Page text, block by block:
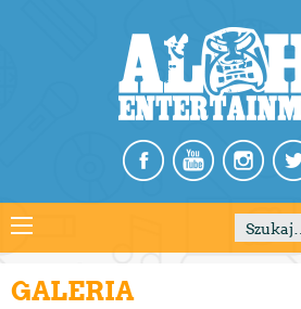
Szukaj:
GALERIA